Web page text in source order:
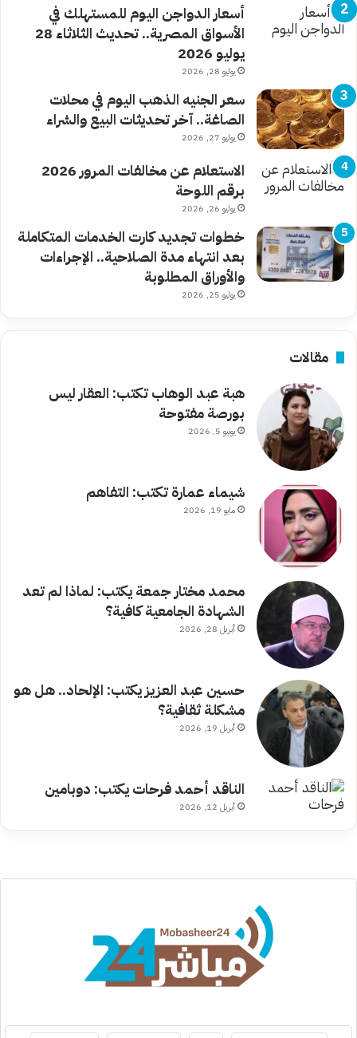
أسعار الدواجن اليوم للمستهلك في
الأسواق المصرية.. تحديث الثلاثاء 28
يوليو 2026
يوليو 28, 2026
سعر الجنيه الذهب اليوم في محلات
الصاغة.. آخر تحديثات البيع والشراء
يوليو 27, 2026
الاستعلام عن مخالفات المرور 2026
برقم اللوحة
يوليو 26, 2026
خطوات تجديد كارت الخدمات المتكاملة
بعد انتهاء مدة الصلاحية.. الإجراءات
والأوراق المطلوبة
يوليو 25, 2026
مقالات
هبة عبد الوهاب تكتب: العقار ليس
بورصة مفتوحة
يونيو 5, 2026
شيماء عمارة تكتب: التفاهم
مايو 19, 2026
محمد مختار جمعة يكتب: لماذا لم تعد
الشهادة الجامعية كافية؟
أبريل 28, 2026
حسين عبد العزيز يكتب: الإلحاد.. هل هو
مشكلة ثقافية؟
أبريل 19, 2026
الناقد أحمد فرحات يكتب: دوبامين
أبريل 12, 2026